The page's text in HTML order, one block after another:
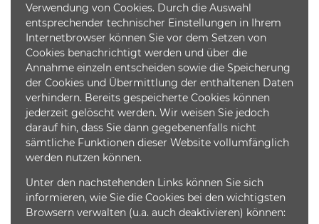
Verwendung von Cookies. Durch die Auswahl
entsprechender technischer Einstellungen in Ihrem
Internetbrowser können Sie vor dem Setzen von
Cookies benachrichtigt werden und über die
Annahme einzeln entscheiden sowie die Speicherung
der Cookies und Übermittlung der enthaltenen Daten
verhindern. Bereits gespeicherte Cookies können
jederzeit gelöscht werden. Wir weisen Sie jedoch
darauf hin, dass Sie dann gegebenenfalls nicht
sämtliche Funktionen dieser Website vollumfänglich
werden nutzen können.
Unter den nachstehenden Links können Sie sich
informieren, wie Sie die Cookies bei den wichtigsten
Browsern verwalten (u.a. auch deaktivieren) können: